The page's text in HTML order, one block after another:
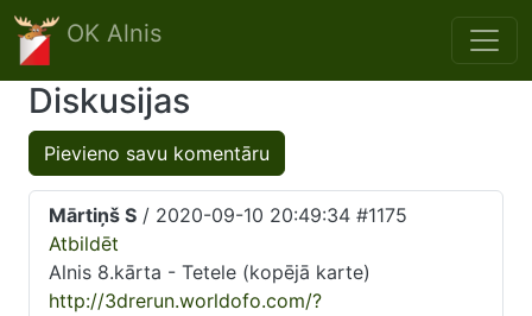
Skip to main content
OK Alnis
Diskusijas
Pievieno savu komentāru
Mārtiņš S / 2020-09-10 20:49:34 #1175
Atbildēt
Alnis 8.kārta - Tetele (kopējā karte)
http://3drerun.worldofo.com/?